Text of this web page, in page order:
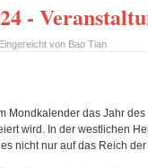
-
Eingereicht von Bao Tian
Mondkalender das Jahr
wird. In der westlichen
nicht nur auf das Reich